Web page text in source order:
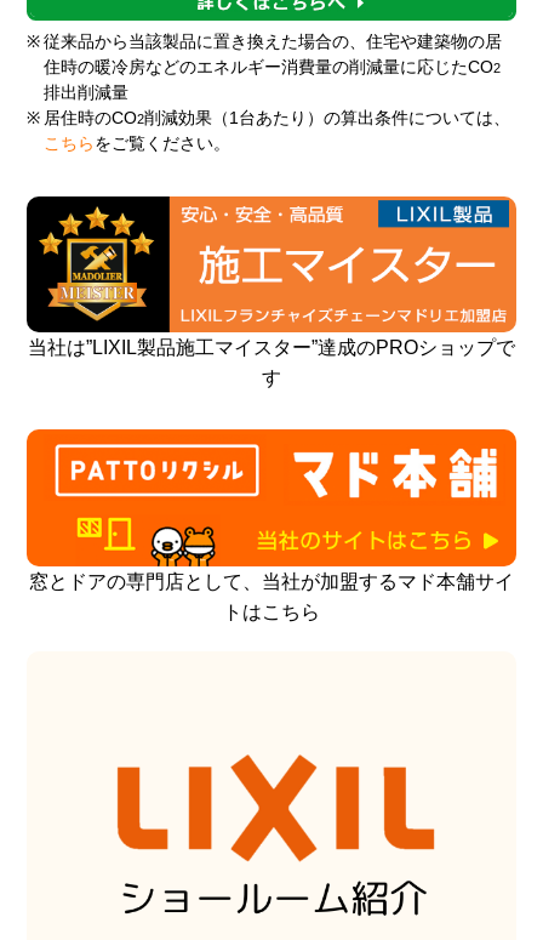
※ 従来品から当該製品に置き換えた場合の、住宅や建築物の居
住時の暖冷房などのエネルギー消費量の削減量に応じたCO2
排出削減量
※ 居住時のCO2削減効果（1台あたり）の算出条件については、
こちら をご覧ください。
当社は”LIXIL製品施工マイスター”達成のPROショップで
す
窓とドアの専門店として、当社が加盟するマド本舗サイ
トはこちら